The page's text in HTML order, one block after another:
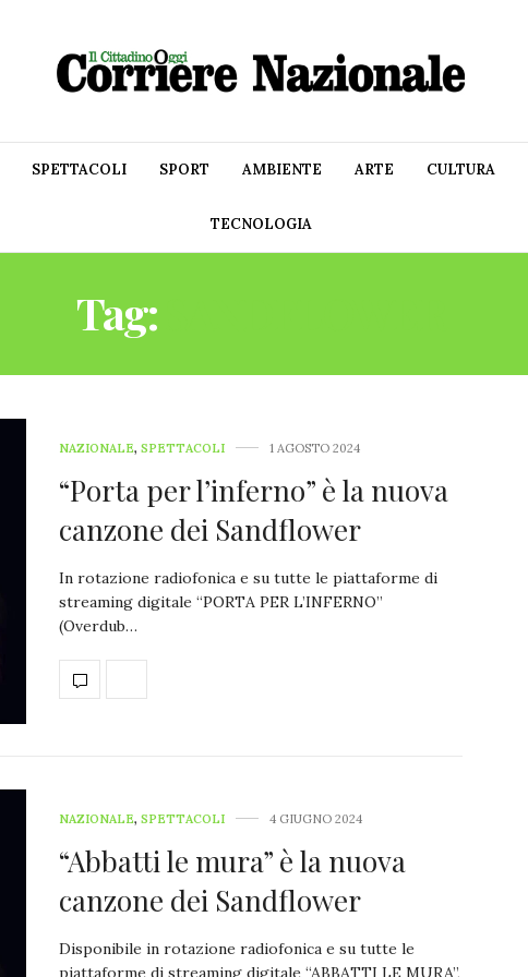
SPETTACOLI SPORT AMBIENTE ARTE CULTURA
TECNOLOGIA
Tag:
NAZIONALE, SPETTACOLI 1 AGOSTO 2024
“Porta per l’inferno” è la nuova
canzone dei Sandflower
In rotazione radiofonica e su tutte le piattaforme di
streaming digitale “PORTA PER L’INFERNO”
(Overdub…
NAZIONALE, SPETTACOLI 4 GIUGNO 2024
“Abbatti le mura” è la nuova
canzone dei Sandflower
Disponibile in rotazione radiofonica e su tutte le